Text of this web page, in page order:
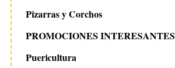
Pizarras y Corchos
PROMOCIONES INTERESANTES
Puericultura